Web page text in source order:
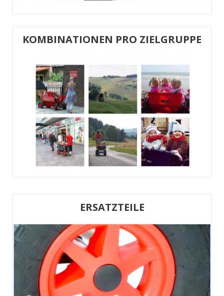
KOMBINATIONEN PRO ZIELGRUPPE
ERSATZTEILE